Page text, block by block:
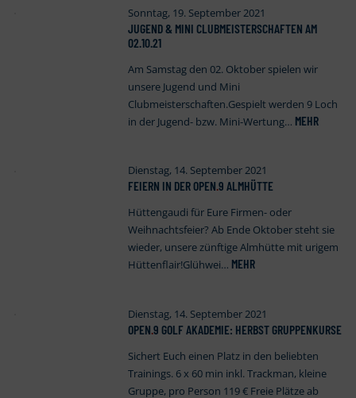
Sonntag, 19. September 2021
JUGEND & MINI CLUBMEISTERSCHAFTEN AM
02.10.21
Am Samstag den 02. Oktober spielen wir
unsere Jugend und Mini
Clubmeisterschaften.Gespielt werden 9 Loch
in der Jugend- bzw. Mini-Wertung… MEHR
Dienstag, 14. September 2021
FEIERN IN DER OPEN.9 ALMHÜTTE
Hüttengaudi für Eure Firmen- oder
Weihnachtsfeier? Ab Ende Oktober steht sie
wieder, unsere zünftige Almhütte mit urigem
Hüttenflair!Glühwei… MEHR
Dienstag, 14. September 2021
OPEN 9 GOLF AKADEMIE: HERBST GRUPPENKURSE
Sichert Euch einen Platz in den beliebten
Trainings. 6 x 60 min inkl. Trackman, kleine
Gruppe, pro Person 119 € Freie Plätze ab